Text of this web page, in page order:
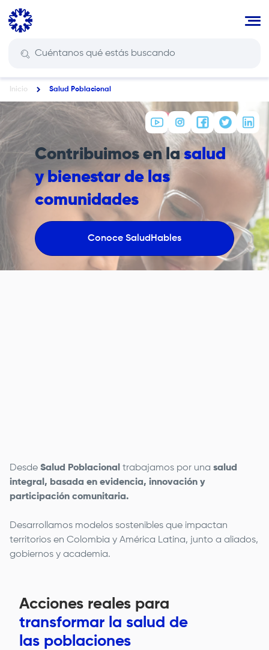
Pasar
principal
navegación
Inicio Salud Poblacional
Contribuimos en lasalud
y bienestar de las
comunidades
Conoce SaludHables
Desde Salud Poblacional trabajamos por una salud
integral, basada en evidencia, innovación y
participación comunitaria.
Desarrollamos modelos sostenibles que impactan
territorios en Colombia y América Latina, junto a aliados,
gobiernos y academia.
Acciones reales para
transformar la salud de
las poblaciones